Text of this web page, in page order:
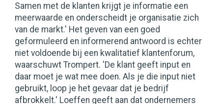
Samen met de klanten krijgt je informatie een
meerwaarde en onderscheidt je organisatie zich
van de markt.' Het geven van een goed
geformuleerd en informerend antwoord is echter
niet voldoende bij een kwalitatief klantenforum,
waarschuwt Trompert. 'De klant geeft input en
daar moet je wat mee doen. Als je die input niet
gebruikt, loop je het gevaar dat je bedrijf
afbrokkelt.' Loeffen geeft aan dat ondernemers